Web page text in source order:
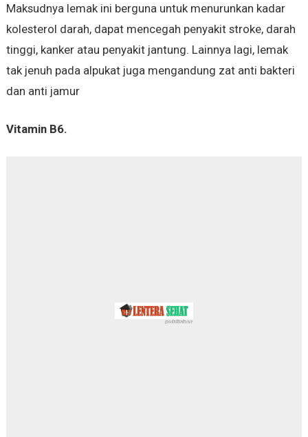
Maksudnya lemak ini berguna untuk menurunkan kadar
kolesterol darah, dapat mencegah penyakit stroke, darah
tinggi, kanker atau penyakit jantung. Lainnya lagi, lemak
tak jenuh pada alpukat juga mengandung zat anti bakteri
dan anti jamur
Vitamin B6.